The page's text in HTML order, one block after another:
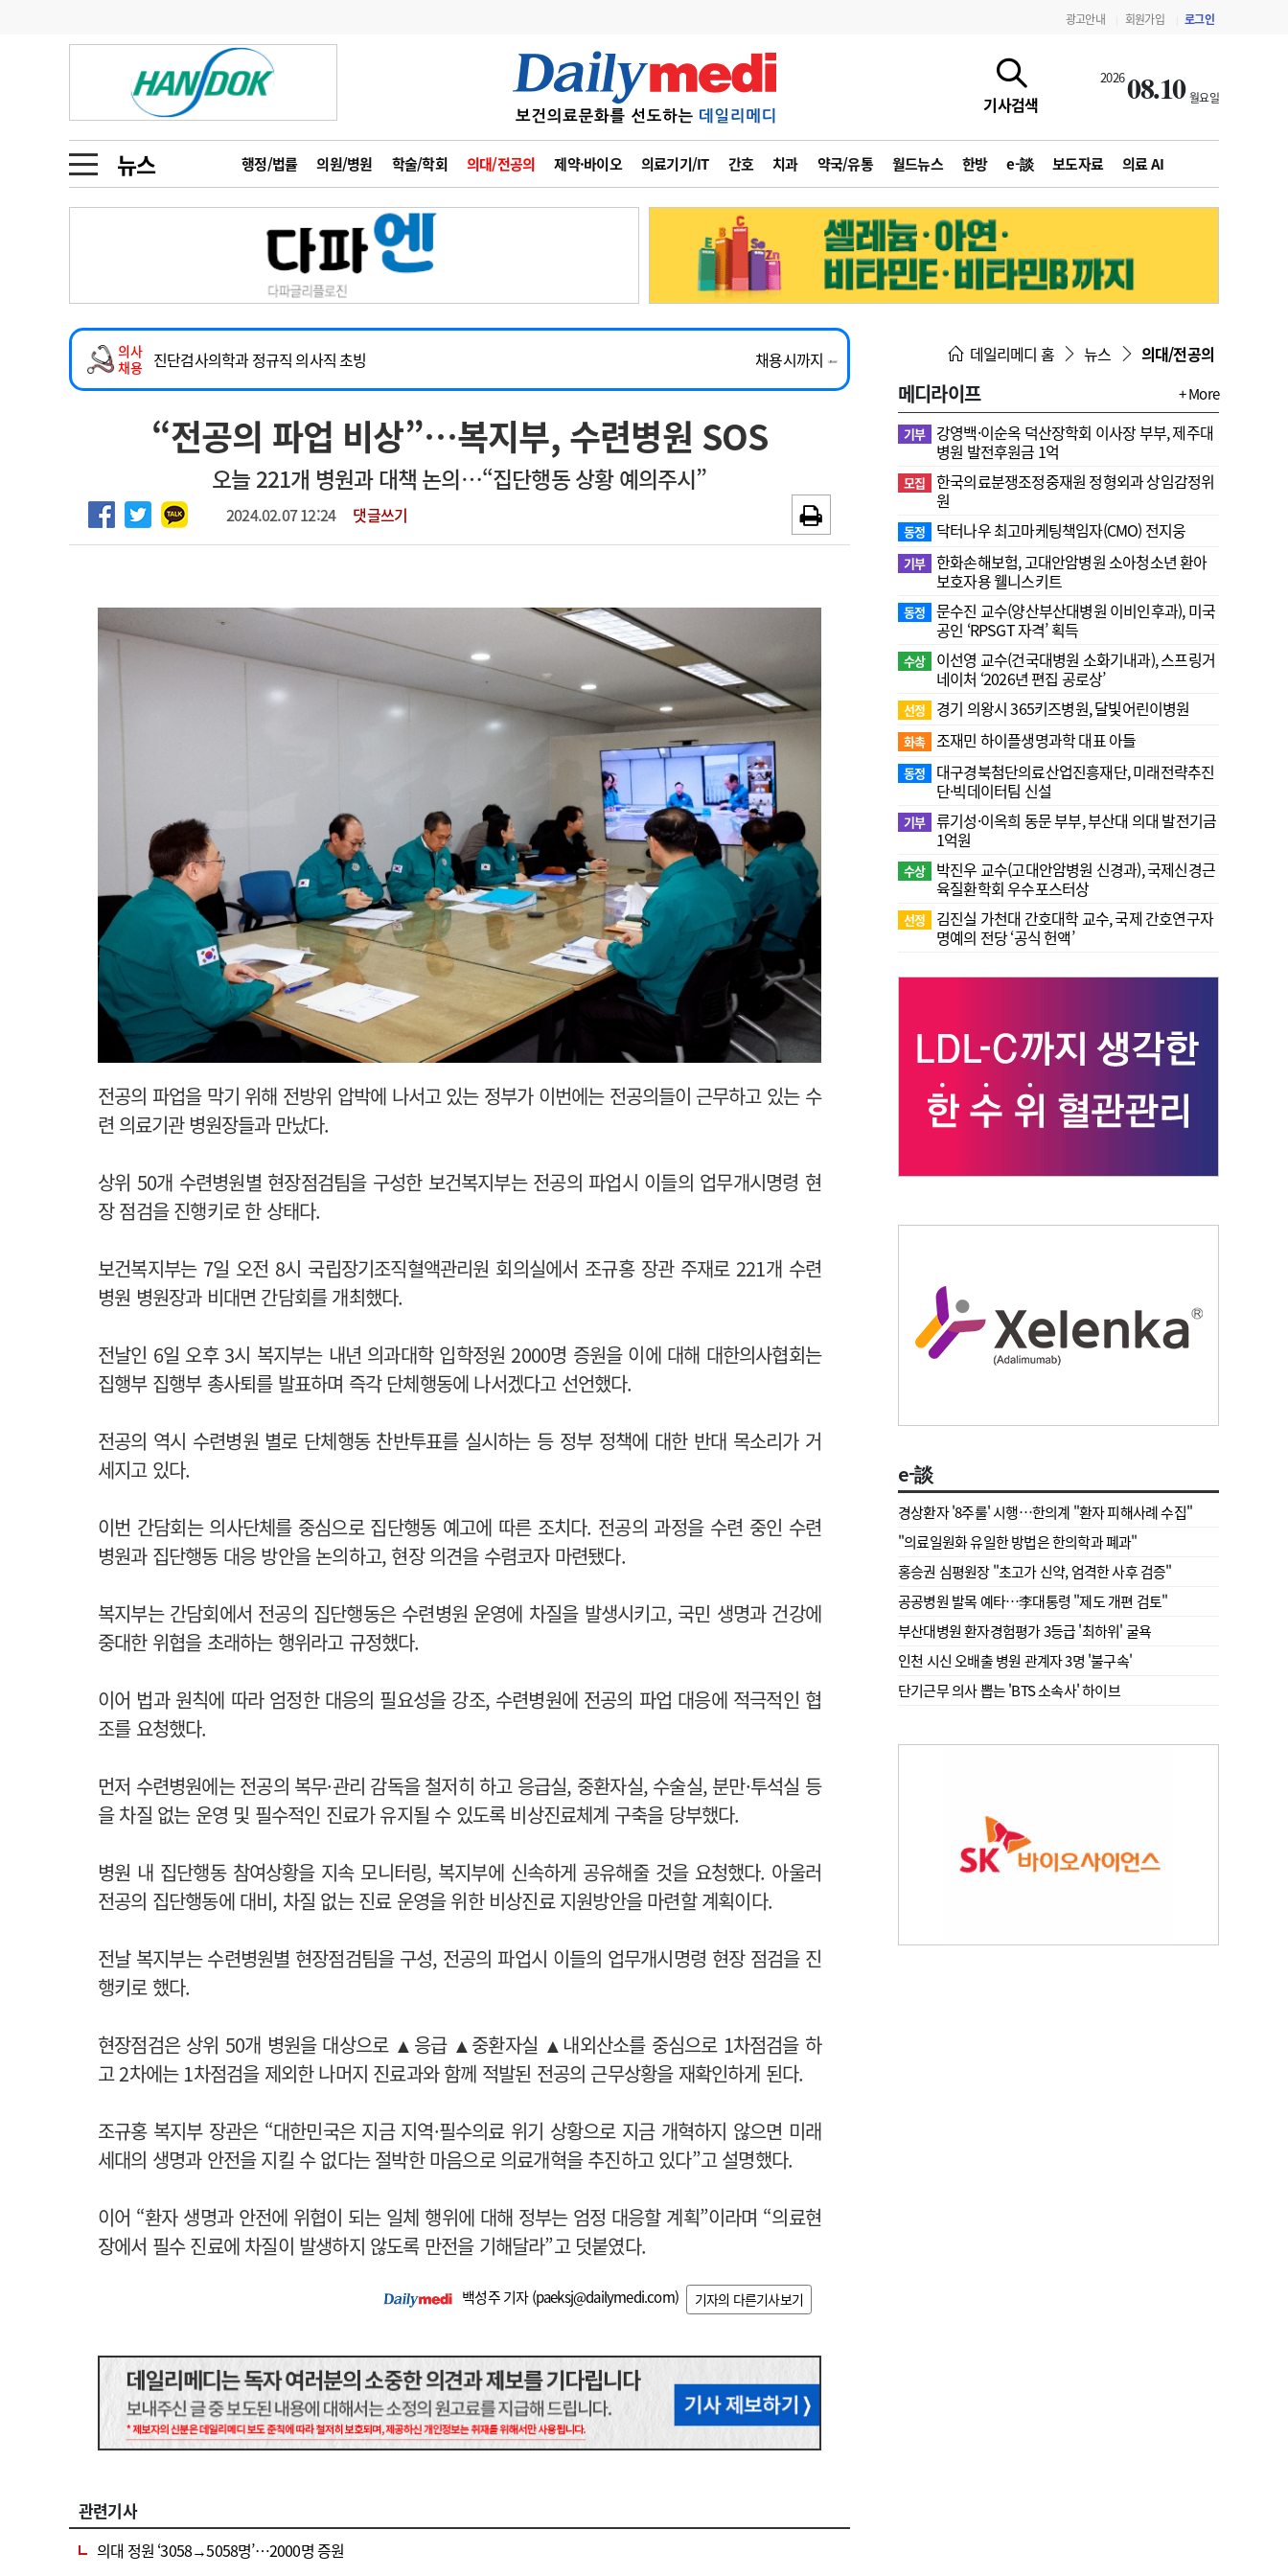
광고안내 회원가입 로그인
기사검색
202608.10 월요일
뉴스 행정/법률 의원/병원 학술/학회 의대/전공의 제약·바이오 의료기기/IT 간호 치과 약국/유통 월드뉴스 한방 e-談 보도자료 의료 AI
금주의 검색어
1
의사인력 수급 추계
2
성분명 처방
3
AI의료
4
전공의 모집 결과
6
관리급여 실시
지필공 지원책
수련환경 개선
의과대학 입시
인사 사고
오피니언 수첩
인물 초대석 피플
동영상뉴스
포토뉴스
메디 Hospital 지역병원 중소병원
인포메이션 행정처분 공시 지침·기준·평가 약제급여 심사 결과
회사소개 법적고지 광고안내
의사
채용
2026년 하반기 인턴 모집
~2026-08-31
하반기 전공의(인턴) 모집
채용시까지
진단검사의학과 정규직 의사직 초빙
채용시까지
치과 진료교수 모집 공고
~2026-08-15
2026년 하반기 인턴 모집
~2026-08-31
하반기 전공의(인턴) 모집
“전공의 파업 비상”…복지부, 수련병원 SOS
오늘 221개 병원과 대책 논의…“집단행동 상황 예의주시”
2024.02.07 12:24 댓글쓰기
전공의 파업을 막기 위해 전방위 압박에 나서고 있는 정부가 이번에는 전공의들이 근무하고 있는 수
련 의료기관 병원장들과 만났다.
상위 50개 수련병원별 현장점검팀을 구성한 보건복지부는 전공의 파업시 이들의 업무개시명령 현
장 점검을 진행키로 한 상태다.
보건복지부는 7일 오전 8시 국립장기조직혈액관리원 회의실에서 조규홍 장관 주재로 221개 수련
병원 병원장과 비대면 간담회를 개최했다.
전날인 6일 오후 3시 복지부는 내년 의과대학 입학정원 2000명 증원을 이에 대해 대한의사협회는
집행부 집행부 총사퇴를 발표하며 즉각 단체행동에 나서겠다고 선언했다.
전공의 역시 수련병원 별로 단체행동 찬반투표를 실시하는 등 정부 정책에 대한 반대 목소리가 거
세지고 있다.
이번 간담회는 의사단체를 중심으로 집단행동 예고에 따른 조치다. 전공의 과정을 수련 중인 수련
병원과 집단행동 대응 방안을 논의하고, 현장 의견을 수렴코자 마련됐다.
복지부는 간담회에서 전공의 집단행동은 수련병원 운영에 차질을 발생시키고, 국민 생명과 건강에
중대한 위협을 초래하는 행위라고 규정했다.
이어 법과 원칙에 따라 엄정한 대응의 필요성을 강조, 수련병원에 전공의 파업 대응에 적극적인 협
조를 요청했다.
먼저 수련병원에는 전공의 복무·관리 감독을 철저히 하고 응급실, 중환자실, 수술실, 분만·투석실 등
을 차질 없는 운영 및 필수적인 진료가 유지될 수 있도록 비상진료체계 구축을 당부했다.
병원 내 집단행동 참여상황을 지속 모니터링, 복지부에 신속하게 공유해줄 것을 요청했다. 아울러
전공의 집단행동에 대비, 차질 없는 진료 운영을 위한 비상진료 지원방안을 마련할 계획이다.
전날 복지부는 수련병원별 현장점검팀을 구성, 전공의 파업시 이들의 업무개시명령 현장 점검을 진
행키로 했다.
현장점검은 상위 50개 병원을 대상으로 ▲응급 ▲중환자실 ▲내외산소를 중심으로 1차점검을 하
고 2차에는 1차점검을 제외한 나머지 진료과와 함께 적발된 전공의 근무상황을 재확인하게 된다.
조규홍 복지부 장관은 “대한민국은 지금 지역·필수의료 위기 상황으로 지금 개혁하지 않으면 미래
세대의 생명과 안전을 지킬 수 없다는 절박한 마음으로 의료개혁을 추진하고 있다”고 설명했다.
이어 “환자 생명과 안전에 위협이 되는 일체 행위에 대해 정부는 엄정 대응할 계획”이라며 “의료현
장에서 필수 진료에 차질이 발생하지 않도록 만전을 기해달라”고 덧붙였다.
백성주 기자 (paeksj@dailymedi.com) 기자의 다른기사보기
관련기사
의대 정원 ‘3058→5058명’…2000명 증원
데일리메디 홈 뉴스 의대/전공의
메디라이프 + More
기부
강영백·이순옥 덕산장학회 이사장 부부, 제주대
병원 발전후원금 1억
모집
한국의료분쟁조정중재원 정형외과 상임감정위
원
동정 닥터나우 최고마케팅책임자(CMO) 전지웅
기부 한화손해보험, 고대안암병원 소아청소년 환아
보호자용 웰니스키트
동정
문수진 교수( 양산부산대병원 이비인후과), 미국
공인 ‘RPSGT 자격’ 획득
수상
이선영 교수(건국대병원 소화기내과), 스프링거
네이처 ‘2026년 편집 공로상’
선정 경기 의왕시 365키즈병원, 달빛어린이병원
화촉 조재민 하이플생명과학 대표 아들
동정
대구경북첨단의료산업진흥재단, 미래전략추진
단·빅데이터팀 신설
기부 류기성·이옥희 동문 부부, 부산대 의대 발전기금
1억원
수상
박진우 교수(고대안암병원 신경과), 국제신경근
육질환학회 우수포스터상
선정
김진실 가천대 간호대학 교수, 국제 간호연구자
명예의 전당 ‘공식 헌액’
e-談
경상환자 '8주룰' 시행…한의계 "환자 피해사례 수집"
"의료일원화 유일한 방법은 한의학과 폐과"
홍승권 심평원장 " 초고가 신약, 엄격한 사후 검증"
공공병원 발목 예타…李대통령 "제도 개편 검토"
부산대병원 환자경험평가 3등급 '최하위' 굴욕
인천 시신 오배출 병원 관계자 3명 '불구속'
단기근무 의사 뽑는 'BTS 소속사' 하이브